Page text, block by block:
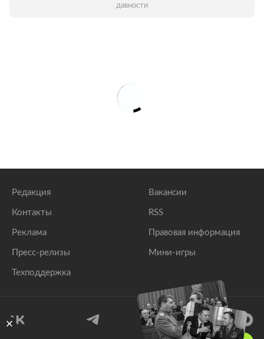
давности
Редакция
Контакты
Реклама
Пресс-релизы
Техподдержка
Вакансии
RSS
Правовая информация
Мини-игры